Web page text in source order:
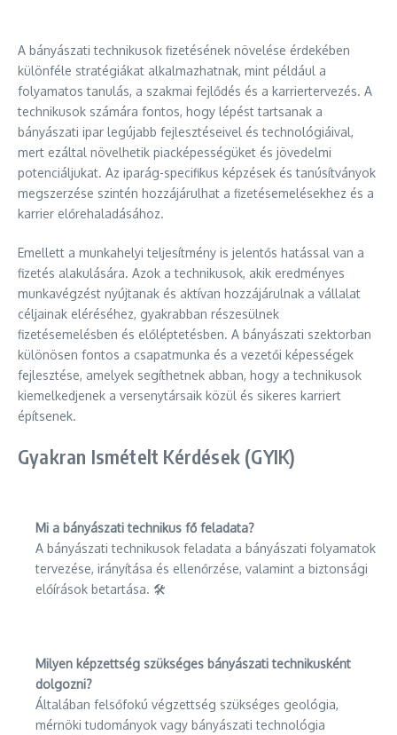
A bányászati technikusok fizetésének növelése érdekében
különféle stratégiákat alkalmazhatnak, mint például a
folyamatos tanulás, a szakmai fejlődés és a karriertervezés. A
technikusok számára fontos, hogy lépést tartsanak a
bányászati ipar legújabb fejlesztéseivel és technológiáival,
mert ezáltal növelhetik piacképességüket és jövedelmi
potenciáljukat. Az iparág-specifikus képzések és tanúsítványok
megszerzése szintén hozzájárulhat a fizetésemelésekhez és a
karrier előrehaladásához.
Emellett a munkahelyi teljesítmény is jelentős hatással van a
fizetés alakulására. Azok a technikusok, akik eredményes
munkavégzést nyújtanak és aktívan hozzájárulnak a vállalat
céljainak eléréséhez, gyakrabban részesülnek
fizetésemelésben és előléptetésben. A bányászati szektorban
különösen fontos a csapatmunka és a vezetői képességek
fejlesztése, amelyek segíthetnek abban, hogy a technikusok
kiemelkedjenek a versenytársaik közül és sikeres karriert
építsenek.
Gyakran Ismételt Kérdések (GYIK)
Mi a bányászati technikus fő feladata?
A bányászati technikusok feladata a bányászati folyamatok
tervezése, irányítása és ellenőrzése, valamint a biztonsági
előírások betartása. 🛠️
Milyen képzettség szükséges bányászati technikusként
dolgozni?
Általában felsőfokú végzettség szükséges geológia,
mérnöki tudományok vagy bányászati technológia